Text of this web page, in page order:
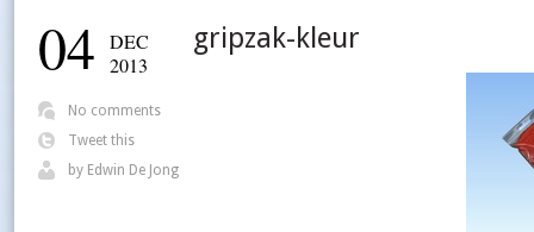
04
DEC
2013
No comments
Tweet this
by Edwin De Jong
gripzak-kleur